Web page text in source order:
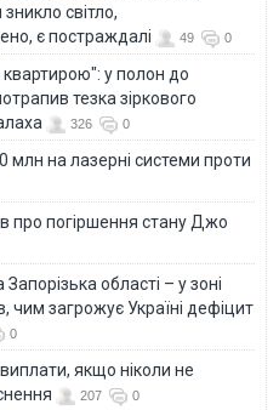
світло,
є постраждалі
49 0
квартирою": у полон до
тезка зіркового
326 0
млн на лазерні системи проти
про погіршення стану Джо
області – у зоні
чим загрожує Україні дефіцит
0
якщо ніколи не
207 0